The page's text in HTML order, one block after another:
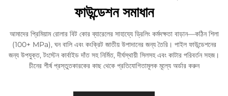
ফাউন্ডেশন সমাধান
আমাদের প্রিমিয়াম রোলার বিট কোর ব্যারেলের সাহায্যে ড্রিলিং কর্মদক্ষতা বাড়ান—কঠিন শিলা
(100+ MPa), ঘন বালি এবং কংক্রিট জাতীয় উপাদানের জন্য তৈরি। পাইল ফাউন্ডেশনের
জন্য উপযুক্ত, টংস্টেন কার্বাইড দাঁত সহ নির্মিত, দীর্ঘস্থায়ী সিলসহ এবং কাটার পরিবর্তন সহজ।
চীনের শীর্ষ প্রস্তুতকারকের কাছ থেকে প্রতিযোগিতামূলক মূল্যে অর্ডার করুন